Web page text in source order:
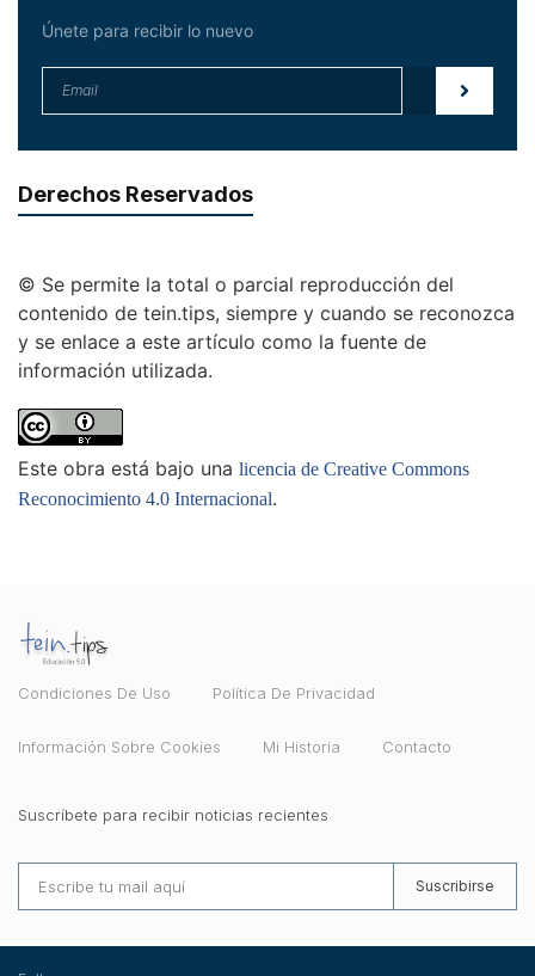
Únete para recibir lo nuevo
Derechos Reservados
© Se permite la total o parcial reproducción del
contenido de tein.tips, siempre y cuando se reconozca
y se enlace a este artículo como la fuente de
información utilizada.
Este obra está bajo una licencia de Creative Commons
Reconocimiento 4.0 Internacional.
Condiciones De Uso Política De Privacidad
Información Sobre Cookies Mi Historia Contacto
Suscríbete para recibir noticias recientes
Suscribirse